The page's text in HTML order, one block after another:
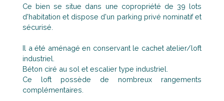
Ce bien se situe dans une copropriété de 39 lots
d'habitation et dispose d'un parking privé nominatif et
sécurisé.
Il a été aménagé en conservant le cachet atelier/loft
industriel.
Béton ciré au sol et escalier type industriel.
Ce loft possède de nombreux rangements
complémentaires.